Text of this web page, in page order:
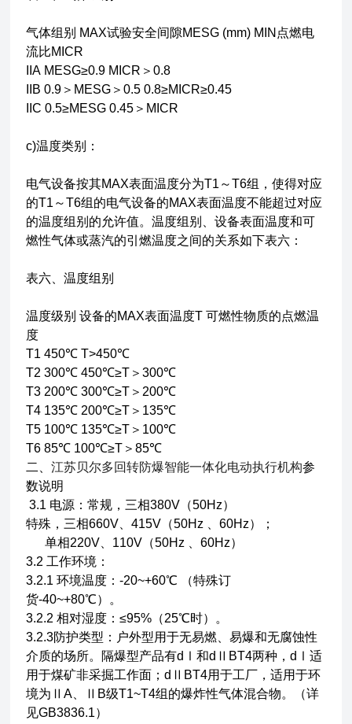
气体组别 MAX试验安全间隙MESG (mm) MIN点燃电
流比MICR
IIA MESG≥0.9 MICR＞0.8
IIB 0.9＞MESG＞0.5 0.8≥MICR≥0.45
IIC 0.5≥MESG 0.45＞MICR
c)温度类别：
电气设备按其MAX表面温度分为T1～T6组，使得对应
的T1～T6组的电气设备的MAX表面温度不能超过对应
的温度组别的允许值。温度组别、设备表面温度和可
燃性气体或蒸汽的引燃温度之间的关系如下表六：
表六、温度组别
温度级别 设备的MAX表面温度T 可燃性物质的点燃温
度
T1 450℃ T>450℃
T2 300℃ 450℃≥T＞300℃
T3 200℃ 300℃≥T＞200℃
T4 135℃ 200℃≥T＞135℃
T5 100℃ 135℃≥T＞100℃
T6 85℃ 100℃≥T＞85℃
二、江苏贝尔多回转防爆智能一体化电动执行机构参
数说明
3.1 电源：常规，三相380V（50Hz）
特殊，三相660V、415V（50Hz 、60Hz）；
单相220V、110V（50Hz 、60Hz）
3.2 工作环境：
3.2.1 环境温度：-20~+60℃ （特殊订
货-40~+80℃）。
3.2.2 相对湿度：≤95%（25℃时）。
3.2.3防护类型：户外型用于无易燃、易爆和无腐蚀性
介质的场所。隔爆型产品有dⅠ和dⅡBT4两种，dⅠ适
用于煤矿非采掘工作面；dⅡBT4用于工厂，适用于环
境为ⅡA、ⅡB级T1~T4组的爆炸性气体混合物。（详
见GB3836.1）